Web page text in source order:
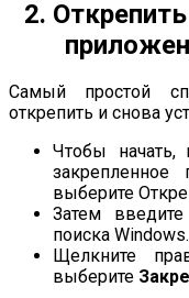
2.
Самый простой
открепить и снова
Чтобы
выберите
Затем
поиска Windows.
Щелкните
выберите